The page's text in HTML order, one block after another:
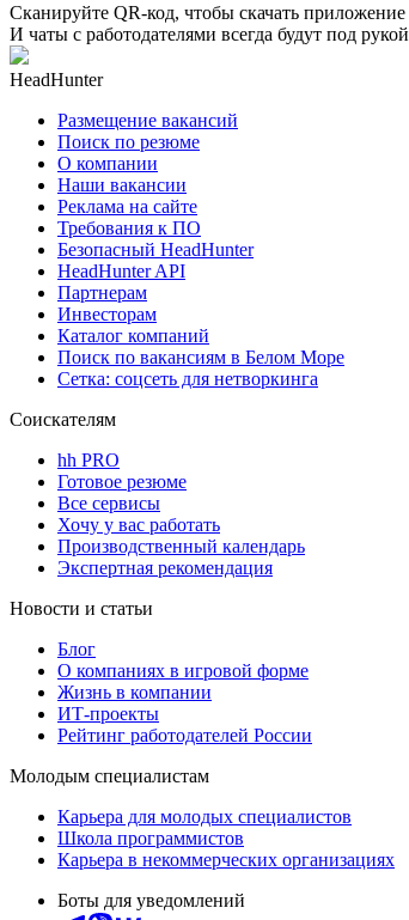
Сканируйте QR-код, чтобы скачать приложение
И чаты с работодателями всегда будут под рукой
HeadHunter
Размещение вакансий
Поиск по резюме
О компании
Наши вакансии
Реклама на сайте
Требования к ПО
Безопасный HeadHunter
HeadHunter API
Партнерам
Инвесторам
Каталог компаний
Поиск по вакансиям в Белом Море
Сетка: соцсеть для нетворкинга
Соискателям
hh PRO
Готовое резюме
Все сервисы
Хочу у вас работать
Производственный календарь
Экспертная рекомендация
Новости и статьи
Блог
О компаниях в игровой форме
Жизнь в компании
ИТ-проекты
Рейтинг работодателей России
Молодым специалистам
Карьера для молодых специалистов
Школа программистов
Карьера в некоммерческих организациях
Боты для уведомлений